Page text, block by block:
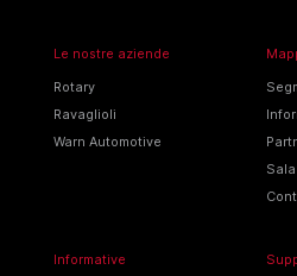
Le nostre aziende
Rotary
Ravaglioli
Warn Automotive
Informative